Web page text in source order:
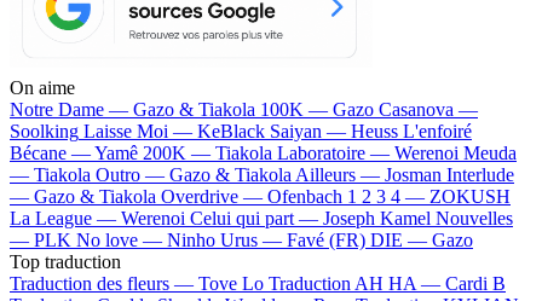
On aime
Notre Dame — Gazo & Tiakola 100K — Gazo Casanova —
Soolking Laisse Moi — KeBlack Saiyan — Heuss L'enfoiré
Bécane —Yamê 200K — Tiakola Laboratoire — Werenoi Meuda
— Tiakola Outro — Gazo & Tiakola Ailleurs — Josman Interlude
— Gazo & Tiakola Overdrive — Ofenbach 1 2 3 4 — ZOKUSH
La League — Werenoi Celui qui part — Joseph Kamel Nouvelles
— PLK No love — Ninho Urus — Favé (FR) DIE — Gazo
Top traduction
Traduction des fleurs — Tove Lo Traduction AH HA — Cardi B